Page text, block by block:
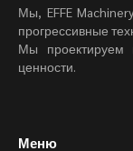
Мы, EFFE
прогрессивные
Мы проектируем
ценности.
Меню